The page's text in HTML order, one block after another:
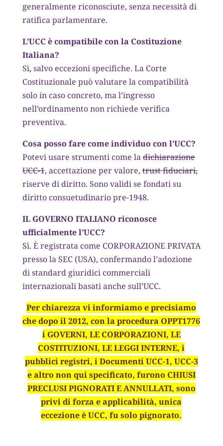
generalmente riconosciute, senza necessità di
ratifica parlamentare.
L’UCC è compatibile con la Costituzione
Italiana?
Sì, salvo eccezioni specifiche. La Corte
Costituzionale può valutare la compatibilità
solo in caso concreto, ma l’ingresso
nell’ordinamento non richiede verifica
preventiva.
Cosa posso fare come individuo con l’UCC?
Potevi usare strumenti come ladichiarazione
UCC-1, accettazione per valore,trust fiduciari,
riserve di diritto. Sono validi se fondati su
diritto consuetudinario pre-1948.
IL GOVERNO ITALIANO riconosce
ufficialmente l’UCC?
Sì. È registrata come CORPORAZIONE PRIVATA
presso la SEC (USA), confermando l’adozione
di standard giuridici commerciali
internazionali basati anche sull’UCC.
Per chiarezza vi informiamo e precisiamo
che dopo il 2012, con la procedura OPPT1776
i GOVERNI, LE CORPORAZIONI, LE
COSTITUZIONI, LE LEGGI INTERNE, i
pubblici registri, i Documenti UCC-1, UCC-3
e altro non qui specificato, furono CHIUSI
PRECLUSI PIGNORATI E ANNULLATI, sono
privi di forza e applicabilità, unica
eccezione è UCC, fu solo pignorato.